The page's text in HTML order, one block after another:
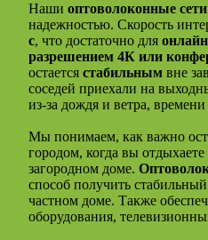
Наши оптоволоконные сети
надежностью. Скорость
с, что достаточно для
разрешением 4К или
остается стабильным вне
соседей приехали на
из-за дождя и ветра,
Мы понимаем, как важно
городом, когда вы
загородном доме.
способ получить
частном доме. Также
оборудования,